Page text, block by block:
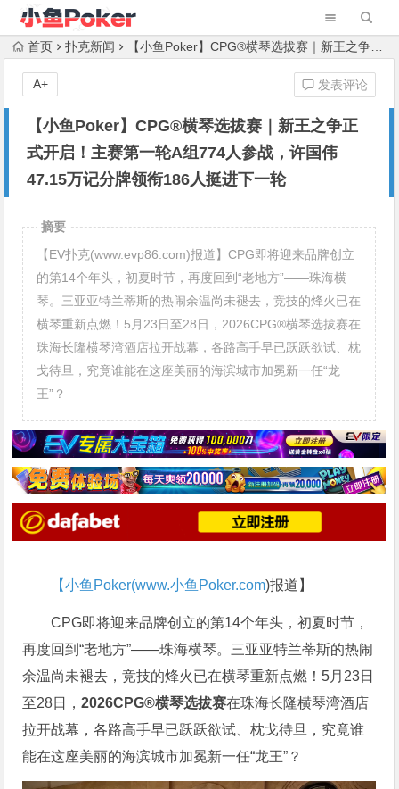
首页 扑克新闻 【小鱼Poker】CPG®横琴选拔赛｜新王之争正式开启！主赛第一轮A组774人参战，许国伟47.15万记分牌领衔186人挺进下一轮
【小鱼Poker】CPG®横琴选拔赛｜新王之争正
式开启！主赛第一轮A组774人参战，许国伟
47.15万记分牌领衔186人挺进下一轮
发表评论
A+
摘要
【EV扑克(www.evp86.com)报道】CPG即将迎来品牌创立
的第14个年头，初夏时节，再度回到“老地方”——珠海横
琴。三亚亚特兰蒂斯的热闹余温尚未褪去，竞技的烽火已在
横琴重新点燃！5月23日至28日，2026CPG®横琴选拔赛在
珠海长隆横琴湾酒店拉开战幕，各路高手早已跃跃欲试、枕
戈待旦，究竟谁能在这座美丽的海滨城市加冕新一任“龙
王”？
【小鱼Poker(www.小鱼Poker.com)报道】
CPG即将迎来品牌创立的第14个年头，初夏时节，
再度回到“老地方”——珠海横琴。三亚亚特兰蒂斯的热闹
余温尚未褪去，竞技的烽火已在横琴重新点燃！5月23日
至28日，2026CPG®横琴选拔赛在珠海长隆横琴湾酒店
拉开战幕，各路高手早已跃跃欲试、枕戈待旦，究竟谁
能在这座美丽的海滨城市加冕新一任“龙王”？